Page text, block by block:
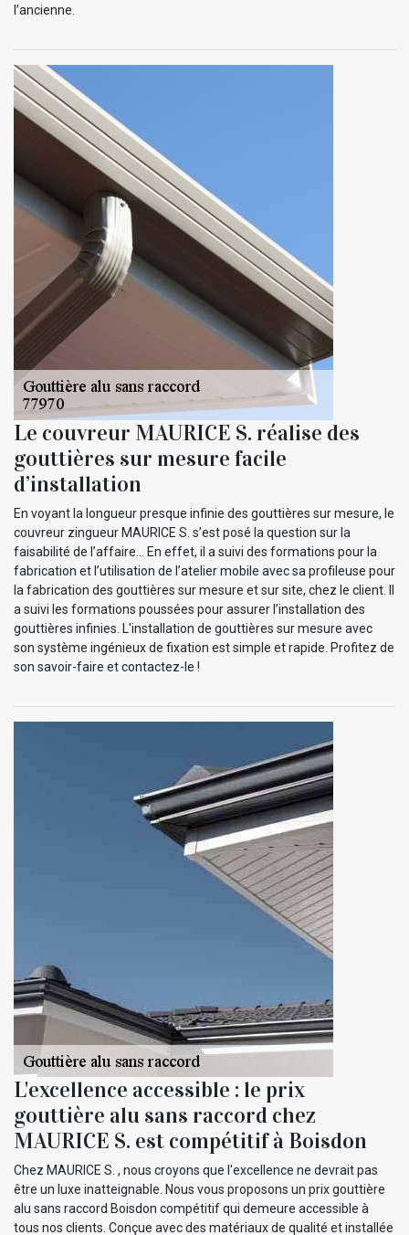
l’ancienne.
Le couvreur MAURICE S. réalise des
gouttières sur mesure facile
d’installation
En voyant la longueur presque infinie des gouttières sur mesure, le
couvreur zingueur MAURICE S. s’est posé la question sur la
faisabilité de l’affaire… En effet, il a suivi des formations pour la
fabrication et l’utilisation de l’atelier mobile avec sa profileuse pour
la fabrication des gouttières sur mesure et sur site, chez le client. Il
a suivi les formations poussées pour assurer l’installation des
gouttières infinies. L'installation de gouttières sur mesure avec
son système ingénieux de fixation est simple et rapide. Profitez de
son savoir-faire et contactez-le !
L'excellence accessible : le prix
gouttière alu sans raccord chez
MAURICE S. est compétitif à Boisdon
Chez MAURICE S. , nous croyons que l'excellence ne devrait pas
être un luxe inatteignable. Nous vous proposons un prix gouttière
alu sans raccord Boisdon compétitif qui demeure accessible à
tous nos clients. Conçue avec des matériaux de qualité et installée